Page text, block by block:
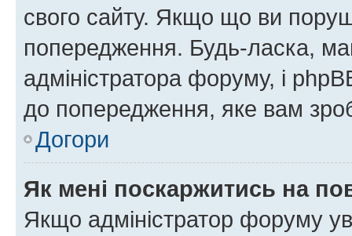
свого сайту. Якщо що ви
попередження. Будь-ласка,
адміністратора форуму, і
до попередження, яке вам
Догори
Як мені поскаржитись на
Якщо адміністратор форуму